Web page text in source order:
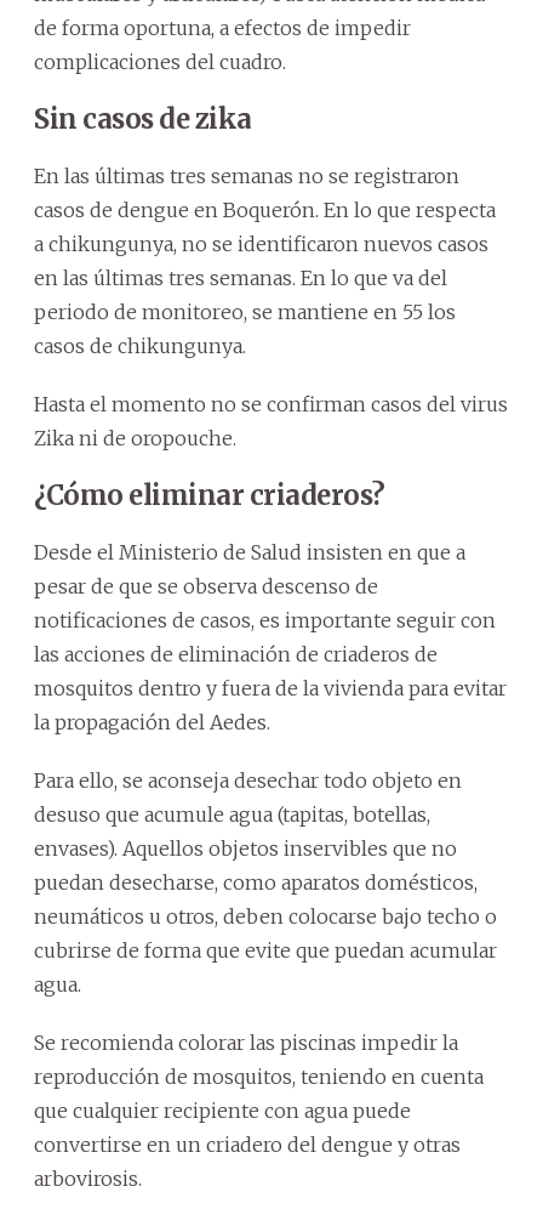
de forma oportuna, a efectos de impedir
complicaciones del cuadro.
Sin casos de zika
En las últimas tres semanas no se registraron
casos de dengue en Boquerón. En lo que respecta
a chikungunya, no se identificaron nuevos casos
en las últimas tres semanas. En lo que va del
periodo de monitoreo, se mantiene en 55 los
casos de chikungunya.
Hasta el momento no se confirman casos del virus
Zika ni de oropouche.
¿Cómo eliminar criaderos?
Desde el Ministerio de Salud insisten en que a
pesar de que se observa descenso de
notificaciones de casos, es importante seguir con
las acciones de eliminación de criaderos de
mosquitos dentro y fuera de la vivienda para evitar
la propagación del Aedes.
Para ello, se aconseja desechar todo objeto en
desuso que acumule agua (tapitas, botellas,
envases). Aquellos objetos inservibles que no
puedan desecharse, como aparatos domésticos,
neumáticos u otros, deben colocarse bajo techo o
cubrirse de forma que evite que puedan acumular
agua.
Se recomienda colorar las piscinas impedir la
reproducción de mosquitos, teniendo en cuenta
que cualquier recipiente con agua puede
convertirse en un criadero del dengue y otras
arbovirosis.